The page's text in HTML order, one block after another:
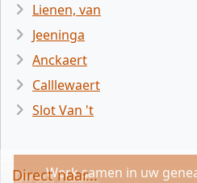
Lienen, van
Jeeninga
Anckaert
Calllewaert
Slot Van 't
Werk samen in uw
Direct naar...